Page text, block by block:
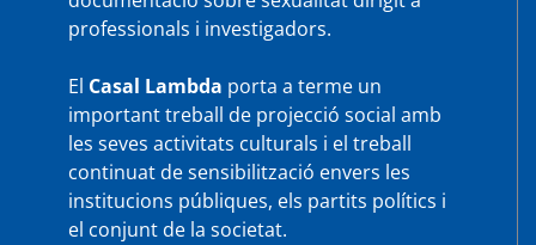
professionals i investigadors.
El Casal Lambda porta a terme un
important treball de projecció social amb
les seves activitats culturals i el treball
continuat de sensibilització envers les
institucions públiques, els partits polítics i
el conjunt de la societat.